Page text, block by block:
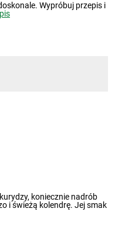
Wypróbuj przepis i
koniecznie nadrób
i świeżą kolendrę. Jej smak